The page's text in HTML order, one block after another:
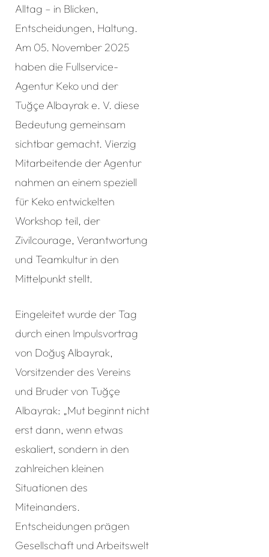
Alltag – in Blicken,
Entscheidungen, Haltung.
Am 05. November 2025
haben die Fullservice-
Agentur Keko und der
Tuğçe Albayrak e. V. diese
Bedeutung gemeinsam
sichtbar gemacht. Vierzig
Mitarbeitende der Agentur
nahmen an einem speziell
für Keko entwickelten
Workshop teil, der
Zivilcourage, Verantwortung
und Teamkultur in den
Mittelpunkt stellt.
Eingeleitet wurde der Tag
durch einen Impulsvortrag
von Doğuş Albayrak,
Vorsitzender des Vereins
und Bruder von Tuğçe
Albayrak: „Mut beginnt nicht
erst dann, wenn etwas
eskaliert, sondern in den
zahlreichen kleinen
Situationen des
Miteinanders.
Entscheidungen prägen
Gesellschaft und Arbeitswelt